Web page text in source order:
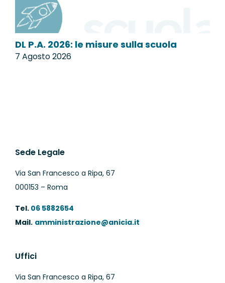
DL P.A. 2026: le misure sulla scuola
7 Agosto 2026
Sede Legale
Via San Francesco a Ripa, 67
000153 – Roma
Tel.06 5882654
Mail. amministrazione@anicia.it
Uffici
Via San Francesco a Ripa, 67